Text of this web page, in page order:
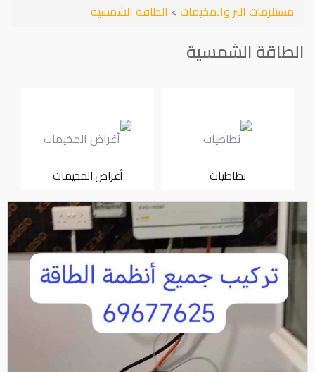
مستلزمات البر والمخيمات> الطاقة الشمسية
الطاقة الشمسية
نطاطيات أغراض المخيمات